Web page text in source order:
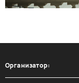
Организатор: